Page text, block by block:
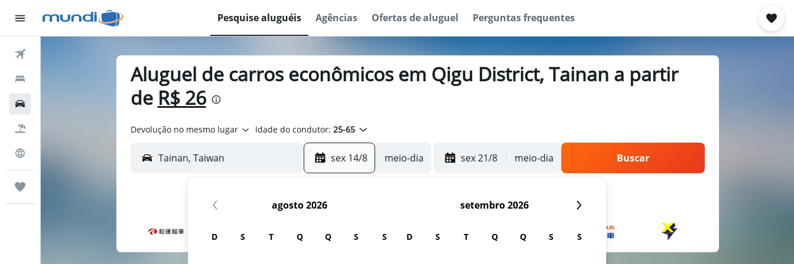
Pesquise aluguéis Agências Ofertas de aluguel Perguntas frequentes
Aluguel de carros econômicos em Qigu District, Tainan a partir
de R$ 26
Devolução no mesmo lugar Idade do condutor: 25-65
sex 14/8 meio-dia sex 21/8 meio-dia Buscar
agosto 2026
D S T Q Q S S
setembro 2026
D S T Q Q S S